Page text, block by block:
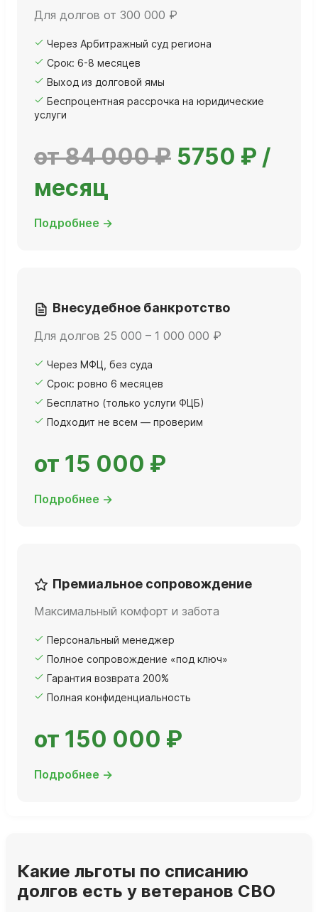
Для долгов от 300 000 ₽
Через Арбитражный суд региона
Срок: 6-8 месяцев
Выход из долговой ямы
Беспроцентная рассрочка на юридические
услуги
от 84 000 ₽ 5750 ₽ /
месяц
Подробнее →
Внесудебное банкротство
Для долгов 25 000 – 1 000 000 ₽
Через МФЦ, без суда
Срок: ровно 6 месяцев
Бесплатно (только услуги ФЦБ)
Подходит не всем — проверим
от 15 000 ₽
Подробнее →
Премиальное сопровождение
Максимальный комфорт и забота
Персональный менеджер
Полное сопровождение «под ключ»
Гарантия возврата 200%
Полная конфиденциальность
от 150 000 ₽
Подробнее →
Какие льготы по списанию
долгов есть у ветеранов СВО